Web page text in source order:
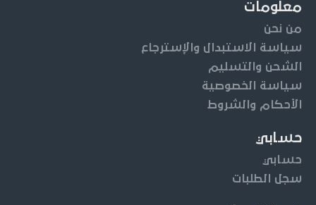
معلومات
من نحن
سياسة الاستبدال والإسترجاع
الشحن والتسليم
سياسة الخصوصية
الأحكام والشروط
حسابي
حسابي
سجل الطلبات